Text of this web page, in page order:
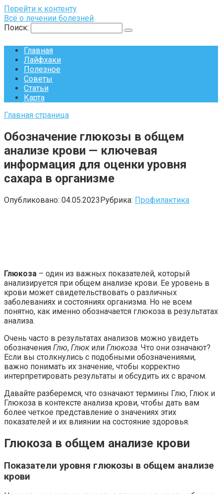
Перейти к контенту
Всё о лечении болезней
Поиск:
Главная
Лайфхаки
Полезное
Советы
Статьи
Карта
Главная страница
Обозначение глюкозы в общем
анализе крови — ключевая
информация для оценки уровня
сахара в организме
Опубликовано: 04.05.2023Рубрика: Профилактика
Глюкоза – один из важных показателей, который
анализируется при общем анализе крови. Ее уровень в
крови может свидетельствовать о различных
заболеваниях и состояниях организма. Но не всем
понятно, как именно обозначается глюкоза в результатах
анализа.
Очень часто в результатах анализов можно увидеть
обозначения Глю, Глюкили Глюкоза. Что они означают?
Если вы столкнулись с подобными обозначениями,
важно понимать их значение, чтобы корректно
интерпретировать результаты и обсудить их с врачом.
Давайте разберемся, что означают термины Глю, Глюк и
Глюкоза в контексте анализа крови, чтобы дать вам
более четкое представление о значениях этих
показателей и их влиянии на состояние здоровья.
Глюкоза в общем анализе крови
Показатели уровня глюкозы в общем анализе
крови